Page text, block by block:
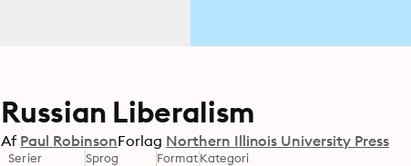
Russian Liberalism
Af Paul RobinsonForlag Northern Illinois University Press
Serier Sprog FormatKategori